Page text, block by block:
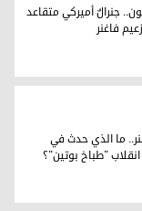
جنرالٌ أميركي متقاعد
فاغنر
ما الذي حدث في
"طباخ بوتين"؟